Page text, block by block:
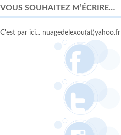
VOUS SOUHAITEZ M’ÉCRIRE…
C'est par ici... nuagedelexou(at)yahoo.fr